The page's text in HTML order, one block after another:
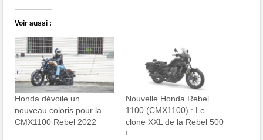
Voir aussi :
Honda dévoile un
nouveau coloris pour la
CMX1100 Rebel 2022
Nouvelle Honda Rebel
1100 (CMX1100) : Le
clone XXL de la Rebel 500
!